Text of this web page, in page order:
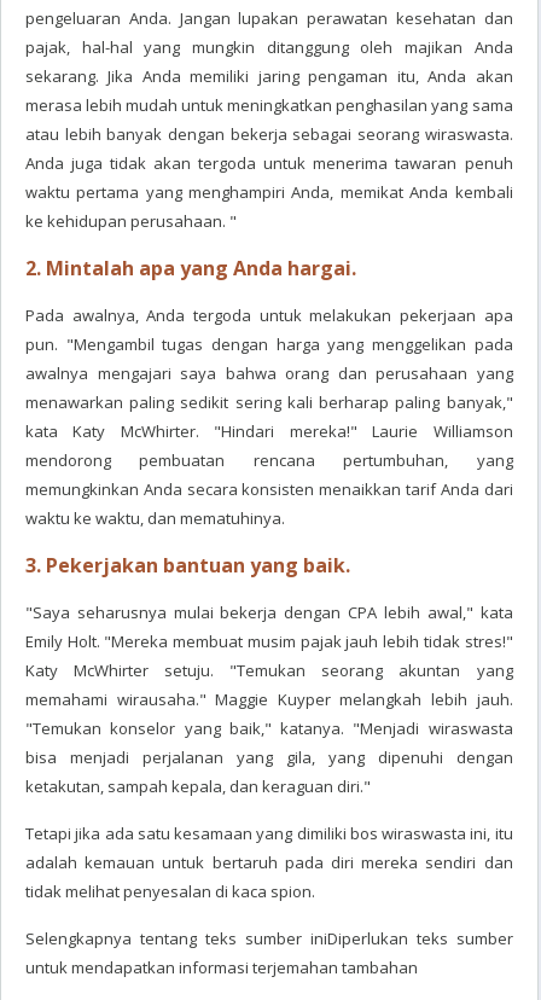
pengeluaran Anda. Jangan lupakan perawatan kesehatan dan
pajak, hal-hal yang mungkin ditanggung oleh majikan Anda
sekarang. Jika Anda memiliki jaring pengaman itu, Anda akan
merasa lebih mudah untuk meningkatkan penghasilan yang sama
atau lebih banyak dengan bekerja sebagai seorang wiraswasta.
Anda juga tidak akan tergoda untuk menerima tawaran penuh
waktu pertama yang menghampiri Anda, memikat Anda kembali
ke kehidupan perusahaan. "
2. Mintalah apa yang Anda hargai.
Pada awalnya, Anda tergoda untuk melakukan pekerjaan apa
pun. "Mengambil tugas dengan harga yang menggelikan pada
awalnya mengajari saya bahwa orang dan perusahaan yang
menawarkan paling sedikit sering kali berharap paling banyak,"
kata Katy McWhirter. "Hindari mereka!" Laurie Williamson
mendorong pembuatan rencana pertumbuhan, yang
memungkinkan Anda secara konsisten menaikkan tarif Anda dari
waktu ke waktu, dan mematuhinya.
3. Pekerjakan bantuan yang baik.
"Saya seharusnya mulai bekerja dengan CPA lebih awal," kata
Emily Holt. "Mereka membuat musim pajak jauh lebih tidak stres!"
Katy McWhirter setuju. "Temukan seorang akuntan yang
memahami wirausaha." Maggie Kuyper melangkah lebih jauh.
"Temukan konselor yang baik," katanya. "Menjadi wiraswasta
bisa menjadi perjalanan yang gila, yang dipenuhi dengan
ketakutan, sampah kepala, dan keraguan diri."
Tetapi jika ada satu kesamaan yang dimiliki bos wiraswasta ini, itu
adalah kemauan untuk bertaruh pada diri mereka sendiri dan
tidak melihat penyesalan di kaca spion.
Selengkapnya tentang teks sumber iniDiperlukan teks sumber
untuk mendapatkan informasi terjemahan tambahan